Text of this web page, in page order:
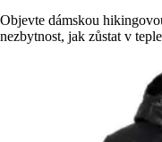
Objevte dámskou
nezbytnost, jak zůstat v